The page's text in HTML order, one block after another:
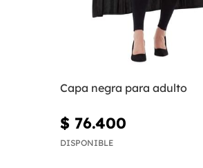
Capa negra para adulto
$ 76.400
DISPONIBLE